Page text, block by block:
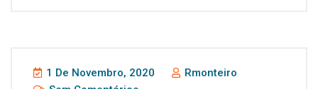
1 De Novembro, 2020
Rmonteiro